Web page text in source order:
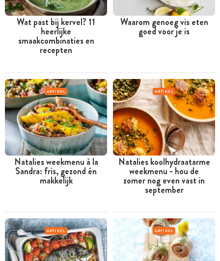
Wat past bij kervel? 11
heerlijke
smaakcombinaties en
recepten
Waarom genoeg vis eten
goed voor je is
ARTIKEL
Natalies weekmenu à la
Sandra: fris, gezond én
makkelijk
ARTIKEL
Natalies koolhydraatarme
weekmenu - hou de
zomer nog even vast in
september
ARTIKEL ARTIKEL